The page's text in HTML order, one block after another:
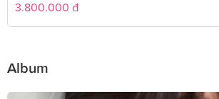
3.800.000 đ
Album